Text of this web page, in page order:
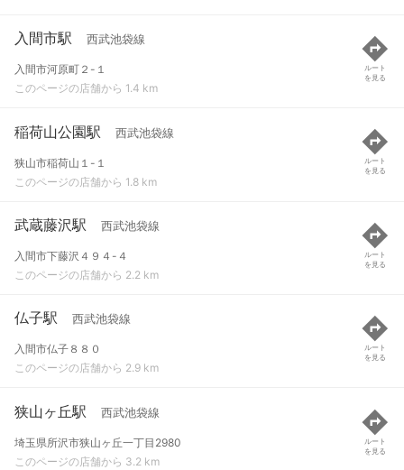
入間市駅 西武池袋線
入間市河原町２-１
このページの店舗から 1.4 km
ルート
を見る
稲荷山公園駅 西武池袋線
狭山市稲荷山１-１
このページの店舗から 1.8 km
ルート
を見る
武蔵藤沢駅 西武池袋線
入間市下藤沢４９４-４
このページの店舗から 2.2 km
ルート
を見る
仏子駅 西武池袋線
入間市仏子８８０
このページの店舗から 2.9 km
ルート
を見る
狭山ヶ丘駅 西武池袋線
埼玉県所沢市狭山ヶ丘一丁目2980
このページの店舗から 3.2 km
ルート
を見る